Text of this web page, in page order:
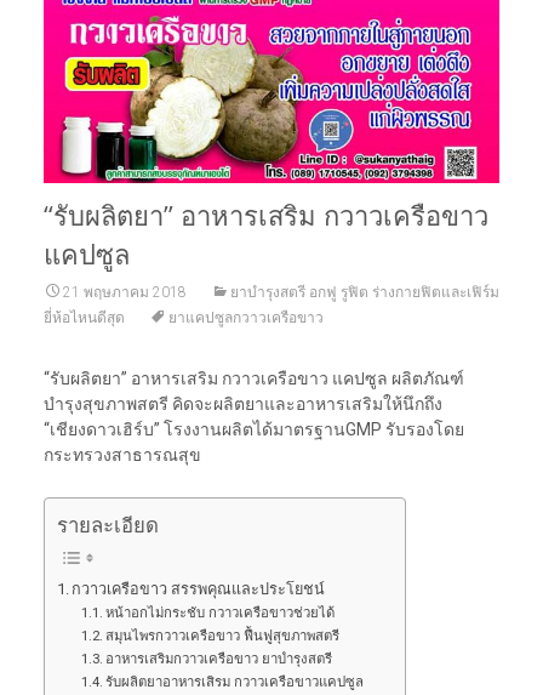
“รับผลิตยา” อาหารเสริม กวาวเครือขาว
แคปซูล
21 พฤษภาคม 2018
ยาบำรุงสตรี อกฟู รูฟิต ร่างกายฟิตและเฟิร์ม
ยี่ห้อไหนดีสุด
ยาแคปซูลกวาวเครือขาว
“รับผลิตยา” อาหารเสริม กวาวเครือขาว แคปซูล ผลิตภัณฑ์
บำรุงสุขภาพสตรี คิดจะผลิตยาและอาหารเสริมให้นึกถึง
“เชียงดาวเฮิร์บ” โรงงานผลิตได้มาตรฐานGMP รับรองโดย
กระทรวงสาธารณสุข
รายละเอียด
กวาวเครือขาว สรรพคุณและประโยชน์
หน้าอกไม่กระชับ กวาวเครือขาวช่วยได้
สมุนไพรกวาวเครือขาว ฟื้นฟูสุขภาพสตรี
อาหารเสริมกวาวเครือขาว ยาบำรุงสตรี
รับผลิตยาอาหารเสิรม กวาวเครือขาวแคปซูล